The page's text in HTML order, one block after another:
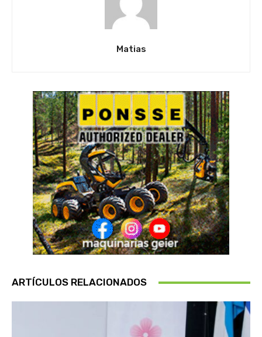
Matias
ARTÍCULOS RELACIONADOS